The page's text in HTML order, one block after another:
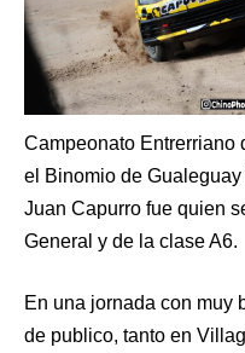
Campeonato Entrerriano
el Binomio de
Juan Capurro fue quien
General y de la clase A6.
En una jornada con muy
de publico, tanto en